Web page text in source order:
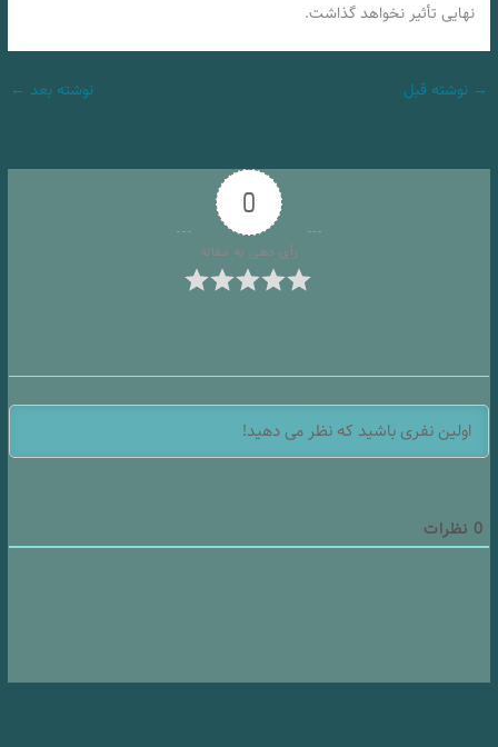
نهایی تأثیر نخواهد گذاشت.
→ نوشته قبل نوشته بعد ←
0
رأی دهی به مقاله
0 نظرات